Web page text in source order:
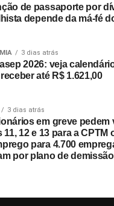
de passaporte por
depende da má-fé
3 dias atrás
2026: veja
até R$ 1.621,00
3 dias atrás
em greve pedem
11, 12 e 13 para a CPTM
para 4.700
por plano de demissão